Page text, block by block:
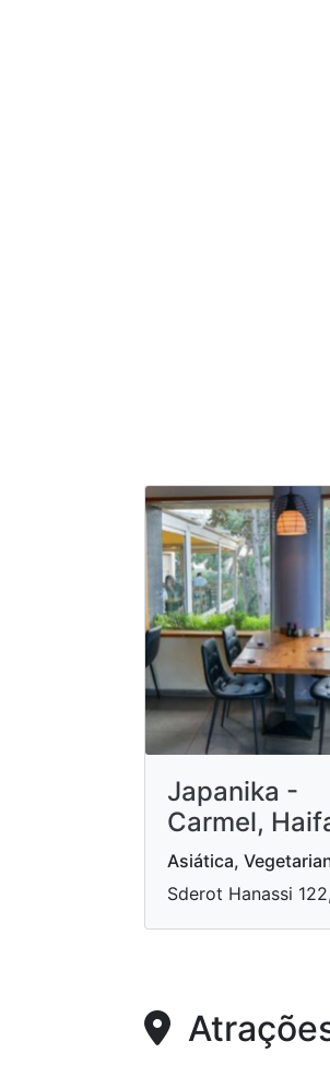
Japanika -
Carmel,
Asiática,
Sderot Hanassi